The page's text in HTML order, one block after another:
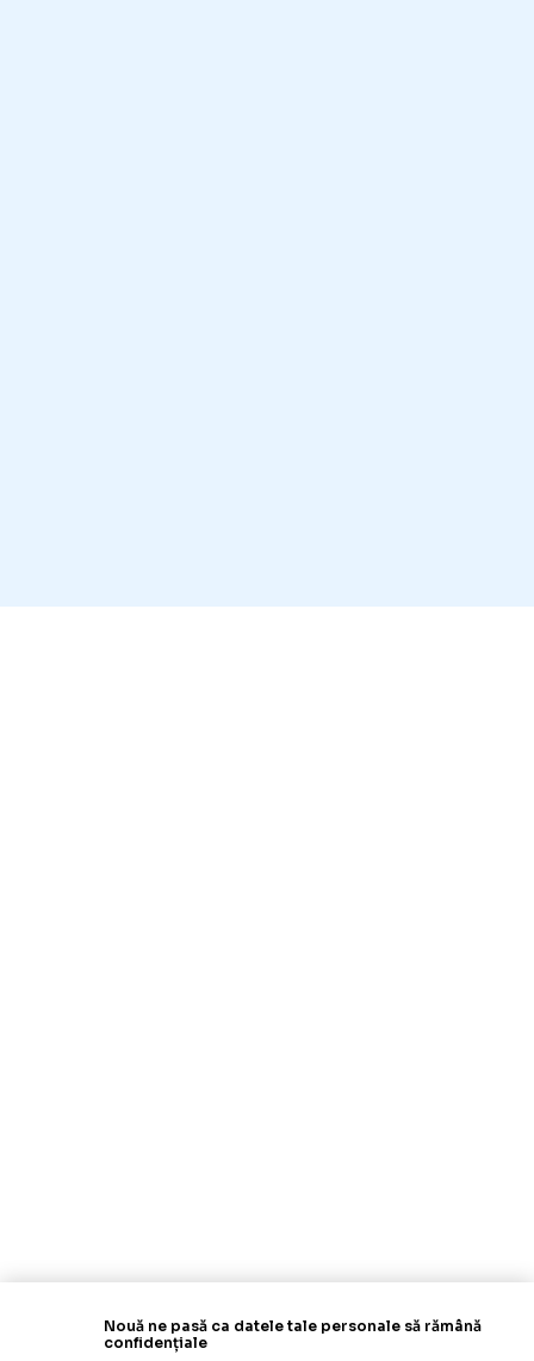
Nouă ne pasă ca datele tale personale să rămână
confidențiale